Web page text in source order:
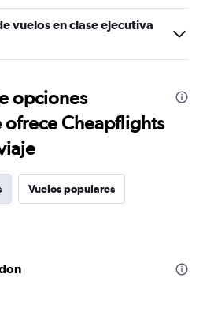
vuelos en clase ejecutiva
opciones
Cheapflights
Vuelos populares